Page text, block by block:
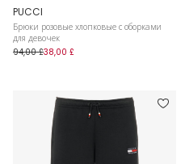
PUCCI
Брюки розовые хлопковые с оборками
для девочек
94,00 £38,00 £